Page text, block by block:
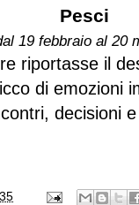
Pesci
19 febbraio al 20
riportasse il
di emozioni
decisioni